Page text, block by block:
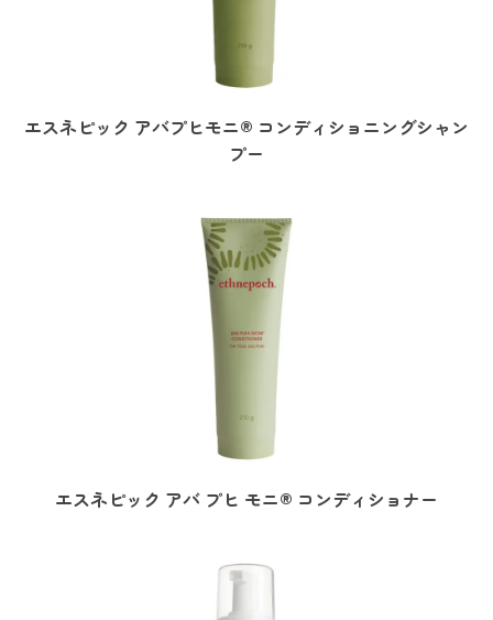
エスネピック アバプヒモニ® コンディショニングシャン
プー
エスネピック アバ プヒ モニ® コンディショナー